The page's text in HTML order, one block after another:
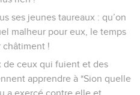
ses jeunes taureaux : qu’on
malheur pour eux, le temps
châtiment !
de ceux qui fuient et des
apprendre à *Sion quelle
a exercé contre elle et